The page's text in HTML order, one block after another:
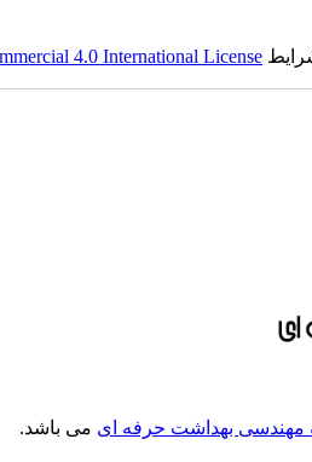
4.0 International License
مهندسی بهداشت حرفه ای می باشد.